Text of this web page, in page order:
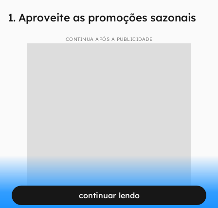
1. Aproveite as promoções sazonais
CONTINUA APÓS A PUBLICIDADE
continuar lendo